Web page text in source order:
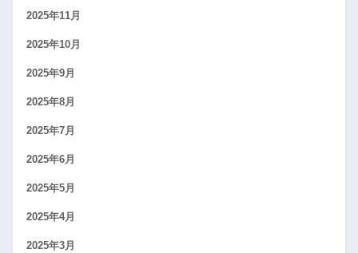
2025年11月
2025年10月
2025年9月
2025年8月
2025年7月
2025年6月
2025年5月
2025年4月
2025年3月